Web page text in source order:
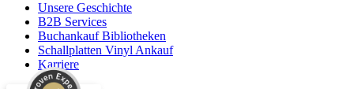
Unsere Geschichte
B2B Services
Buchankauf Bibliotheken
Schallplatten Vinyl Ankauf
Karriere